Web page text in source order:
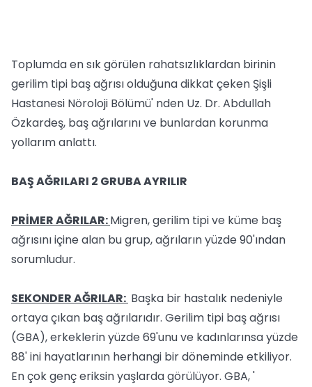
Toplumda en sık görülen rahatsızlıklardan birinin
gerilim tipi baş ağrısı olduğuna dikkat çeken Şişli
Hastanesi Nöroloji Bölümü' nden Uz. Dr. Abdullah
Özkardeş, baş ağrılarını ve bunlardan korunma
yollarım anlattı.
BAŞ AĞRILARI 2 GRUBA AYRILIR
PRİMER AĞRILAR:Migren, gerilim tipi ve küme baş
ağrısını içine alan bu grup, ağrıların yüzde 90'ından
sorumludur.
SEKONDER AĞRILAR: Başka bir hastalık nedeniyle
ortaya çıkan baş ağrılarıdır. Gerilim tipi baş ağrısı
(GBA), erkeklerin yüzde 69'unu ve kadınlarınsa yüzde
88' ini hayatlarının herhangi bir döneminde etkiliyor.
En çok genç eriksin yaşlarda görülüyor. GBA, '